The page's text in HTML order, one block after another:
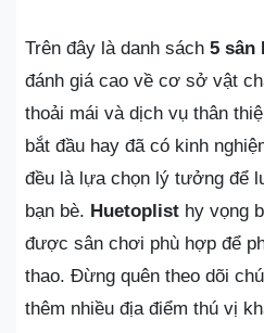
Trên đây là danh sách 5 sân
đánh giá cao về cơ sở vật
thoải mái và dịch vụ thân
bắt đầu hay đã có kinh
đều là lựa chọn lý tưởng để
bạn bè. Huetoplist hy vọng
được sân chơi phù hợp để
thao. Đừng quên theo dõi
thêm nhiều địa điểm thú vị